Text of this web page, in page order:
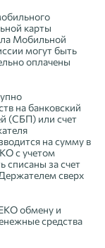
карты
Мобильной
могут быть
оплачены
на банковский
(СБП) или счет
на сумму в
с учетом
списаны за счет
сверх
обмену и
средства